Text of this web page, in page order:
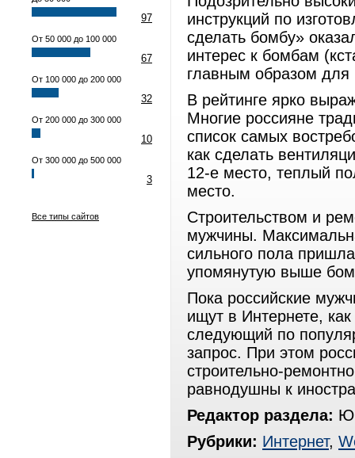
97
От 50 000 до 100 000
67
От 100 000 до 200 000
32
От 200 000 до 300 000
10
От 300 000 до 500 000
3
Все типы сайтов
инструкций по
сделать бомбу»
интерес к бомбам
главным образом для
В рейтинге ярко
Многие россияне
список самых
как сделать
12-е место, теплый
место.
Строительством и
мужчины.
сильного пола
упомянутую выше
Пока российские
ищут в Интернете,
следующий по
запрос. При этом
строительно-
равнодушны к
Редактор раздела:
Рубрики: Интернет,